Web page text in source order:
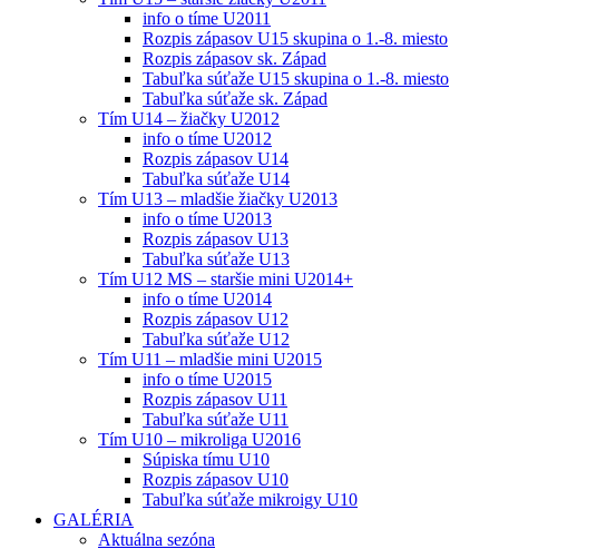
info o tíme U2011
Rozpis zápasov U15 skupina o 1.-8. miesto
Rozpis zápasov sk. Západ
Tabuľka súťaže U15 skupina o 1.-8. miesto
Tabuľka súťaže sk. Západ
Tím U14 – žiačky U2012
info o tíme U2012
Rozpis zápasov U14
Tabuľka súťaže U14
Tím U13 – mladšie žiačky U2013
info o tíme U2013
Rozpis zápasov U13
Tabuľka súťaže U13
Tím U12 MS – staršie mini U2014+
info o tíme U2014
Rozpis zápasov U12
Tabuľka súťaže U12
Tím U11 – mladšie mini U2015
info o tíme U2015
Rozpis zápasov U11
Tabuľka súťaže U11
Tím U10 – mikroliga U2016
Súpiska tímu U10
Rozpis zápasov U10
Tabuľka súťaže mikroigy U10
GALÉRIA
Aktuálna sezóna